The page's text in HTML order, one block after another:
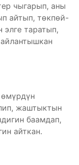
чыгарып, аны
айтып, төкпөй-
таратып,
жаштыктын
баамдап,
айткан.